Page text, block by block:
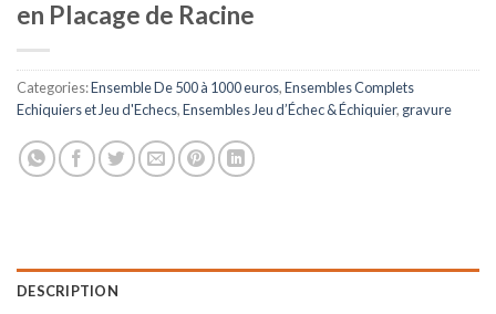
en Placage de Racine
Categories:Ensemble De 500 à 1000 euros,Ensembles Complets
Echiquiers et Jeu d'Echecs,Ensembles Jeu d’Échec & Échiquier, gravure
DESCRIPTION